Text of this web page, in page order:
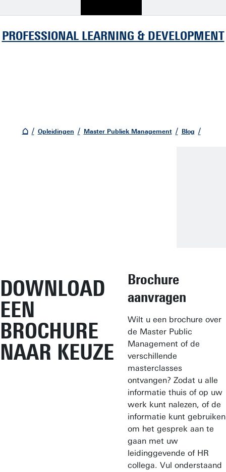
PROFESSIONAL LEARNING & DEVELOPMENT
Opleidingen Master Publiek Management Blog
DOWNLOAD
EEN
BROCHURE
NAAR KEUZE
Brochure
aanvragen
Wilt u een brochure over
de Master Public
Management of de
verschillende
masterclasses
ontvangen? Zodat u alle
informatie thuis of op uw
werk kunt nalezen, of de
informatie kunt gebruiken
om het gesprek aan te
gaan met uw
leidinggevende of HR
collega. Vul onderstaand